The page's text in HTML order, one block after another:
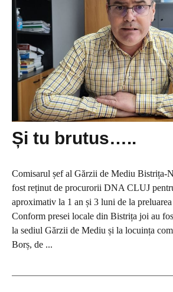
Și tu brutus…..
Comisarul șef al Gărzii de Mediu Bistrița-
fost reținut de procurorii DNA CLUJ
aproximativ la 1 an și 3 luni de la
Conform presei locale din Bistrița joi au
la sediul Gărzii de Mediu și la locuința
Borș, de ...